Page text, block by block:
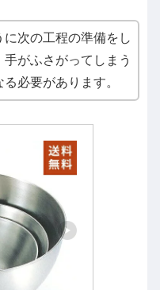
次の工程の準備をし
がふさがってしまう
必要があります。